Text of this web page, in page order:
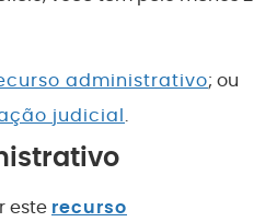
administrativo; ou
judicial.
este recurso